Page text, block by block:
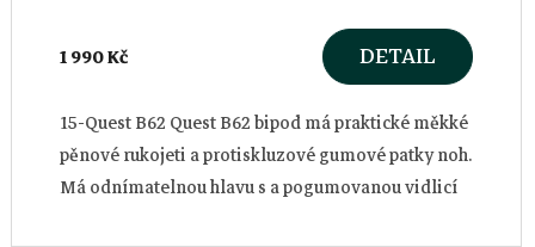
1 990 Kč DETAIL
15-Quest B62 Quest B62 bipod má praktické měkké
pěnové rukojeti a protiskluzové gumové patky noh.
Má odnímatelnou hlavu s a pogumovanou vidlicí